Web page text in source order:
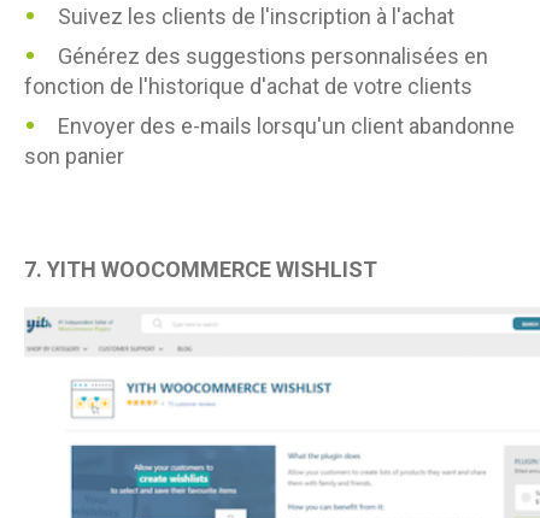
Suivez les clients de l'inscription à l'achat
Générez des suggestions personnalisées en
fonction de l'historique d'achat de votre clients
Envoyer des e-mails lorsqu'un client abandonne
son panier
7. YITH WOOCOMMERCE WISHLIST